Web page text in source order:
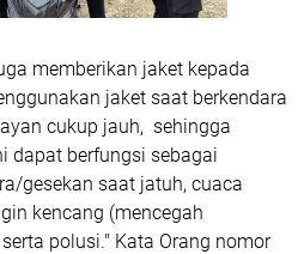
memberikan jaket kepada
jaket saat berkendara
cukup jauh, sehingga
dapat berfungsi sebagai
gesekan saat jatuh, cuaca
kencang (mencegah
polusi." Kata Orang nomor